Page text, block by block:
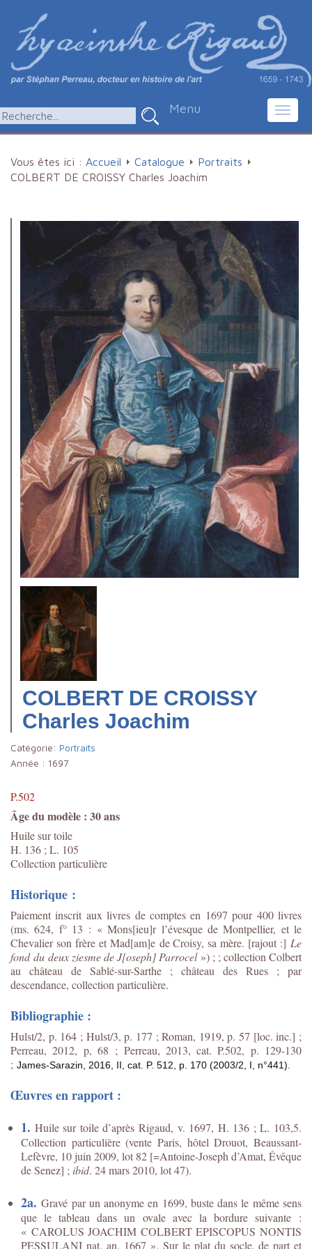
Menu
Vous êtes ici : Accueil Catalogue
Portraits
COLBERT DE CROISSY Charles Joachim
COLBERT DE CROISSY
Charles Joachim
Catégorie: Portraits
Année : 1697
P.502
Âge du modèle : 30 ans
Huile sur toile
H. 136 ; L. 105
Collection particulière
Historique :
Paiement inscrit aux livres de comptes en 1697 pour 400 livres
(ms. 624, f° 13 : « Mons[ieu]r l’évesque de Montpellier, et le
Chevalier son frère et Mad[am]e de Croisy, sa mère. [rajout :] Le
fond du deux ziesmede J[oseph] Parrocel») ; ; collection Colbert
au château de Sablé-sur-Sarthe ; château des Rues ; par
descendance, collection particulière.
Bibliographie :
Hulst/2, p. 164 ; Hulst/3, p. 177 ; Roman, 1919, p. 57 [loc. inc.] ;
Perreau, 2012, p, 68 ; Perreau, 2013, cat. P.502, p. 129-130
; James-Sarazin, 2016, II, cat. P. 512, p. 170 (2003/2, I, n°441).
Œuvres en rapport :
1. Huile sur toile d’après Rigaud, v. 1697, H. 136 ; L. 103,5.
Collection particulière (vente Paris, hôtel Drouot, Beaussant-
Lefèvre, 10 juin 2009, lot 82 [=Antoine-Joseph d’Amat, Évêque
de Senez] ; ibid. 24 mars 2010, lot 47).
2a. Gravé par un anonyme en 1699, buste dans le même sens
que le tableau dans un ovale avec la bordure suivante :
« CAROLUS JOACHIM COLBERT EPISCOPUS NONTIS
PESSULANI nat. an. 1667 ». Sur le plat du socle, de part et